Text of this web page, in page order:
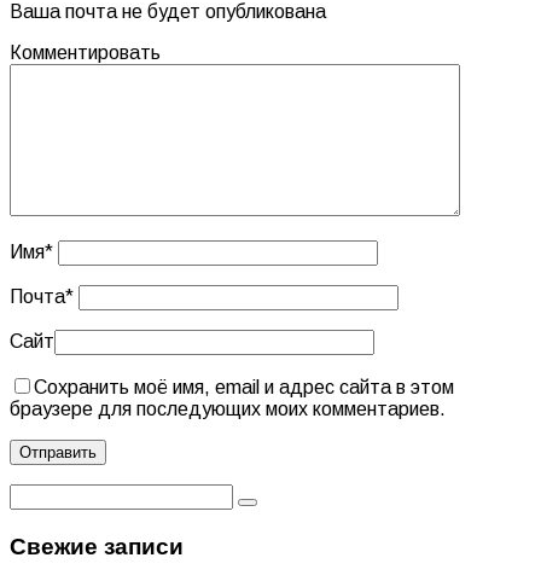
Ваша почта не будет опубликована
Комментировать
Имя*
Почта*
Сайт
Сохранить моё имя, email и адрес сайта в этом
браузере для последующих моих комментариев.
Свежие записи